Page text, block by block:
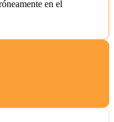
en el